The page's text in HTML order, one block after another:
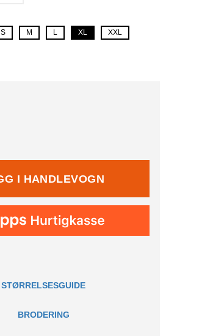
S M L XL XXL
STØRRELSESGUIDE
BRODERING